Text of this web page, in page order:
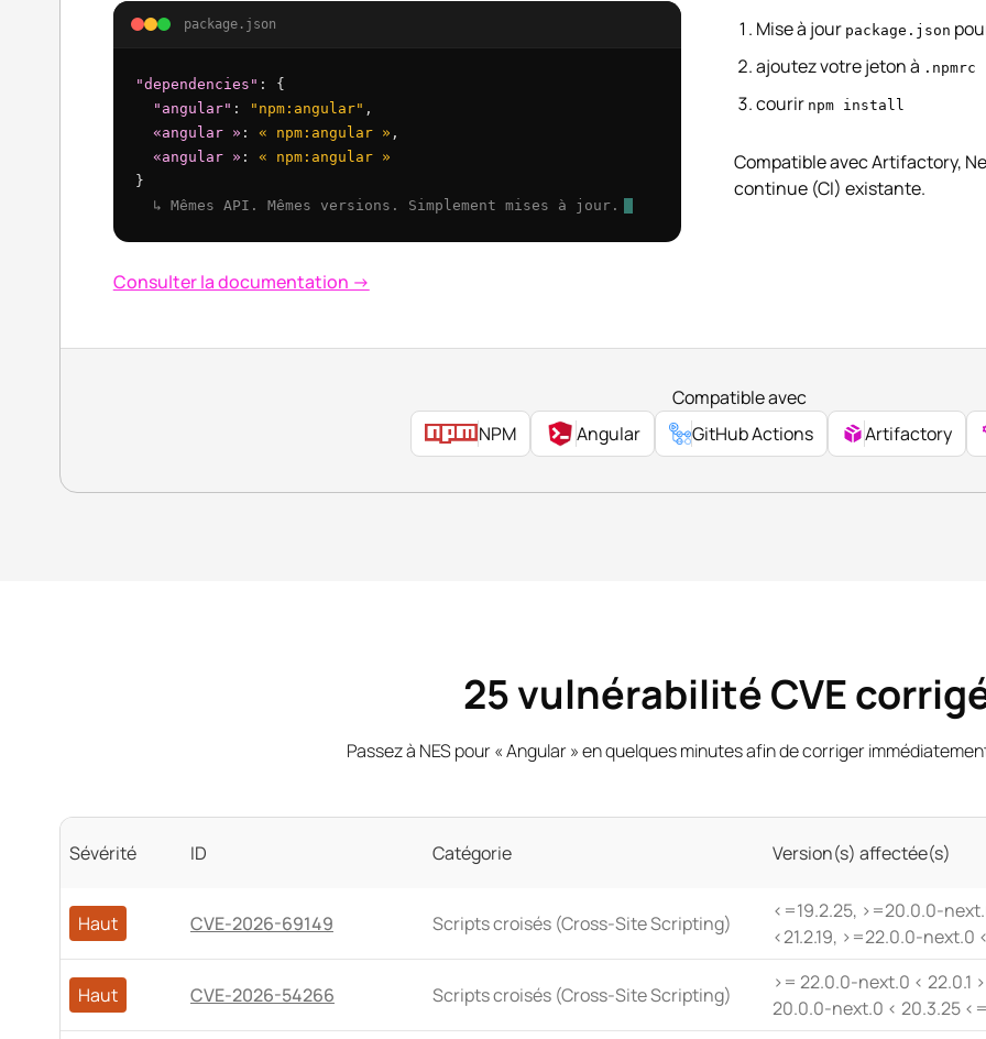
package.json
"dependencies" : {
"angular" : "npm:angular" ,
«angular » : « npm:angular » ,
«angular » : « npm:angular »
}
↳ Mêmes API. Mêmes versions. Simplement mises à jour.
Consulter la documentation →
Mise à jour package.json
ajoutez votre jeton à .npmrc
courir npm install
Compatible avec Artifactory,
continue (CI) existante.
Compatible avec
NPM
Angular GitHub Actions Artifactory
25vulnérabilité CVE
Passez à NES pour « Angular » en quelques minutes afin de corriger
Sévérité ID Catégorie Version(s) affectée(s)
Haut CVE-2026-69149 Scripts croisés (Cross-Site Scripting)
<=19.2.25, >=20.0.0-
<21.2.19, >=22.0.0-next.0
Haut CVE-2026-54266 Scripts croisés (Cross-Site Scripting)
>= 22.0.0-next.0 < 22.0.1
20.0.0-next.0 < 20.3.25